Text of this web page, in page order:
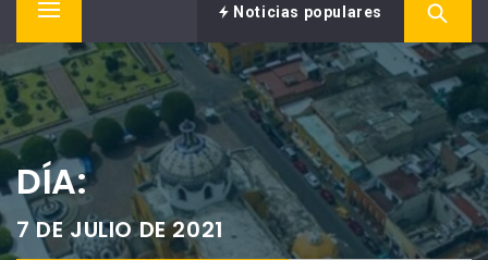
Menú
principal
Noticias populares
DÍA:
7 DE JULIO DE 2021